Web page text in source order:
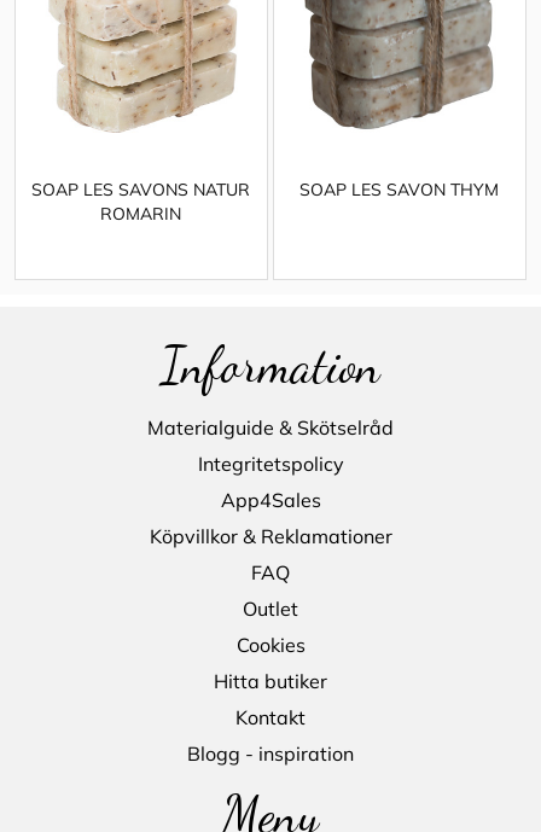
SOAP LES SAVONS NATUR
ROMARIN
SOAP LES SAVON THYM
Information
Materialguide & Skötselråd
Integritetspolicy
App4Sales
Köpvillkor & Reklamationer
FAQ
Outlet
Cookies
Hitta butiker
Kontakt
Blogg - inspiration
Meny